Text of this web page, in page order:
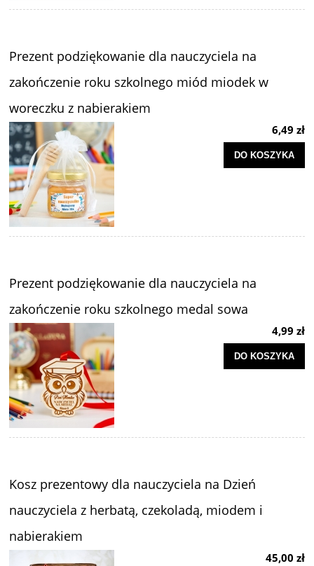
Prezent podziękowanie dla nauczyciela na
zakończenie roku szkolnego miód miodek w
woreczku z nabierakiem
6,49 zł
DO KOSZYKA
Prezent podziękowanie dla nauczyciela na
zakończenie roku szkolnego medal sowa
4,99 zł
DO KOSZYKA
Kosz prezentowy dla nauczyciela na Dzień
nauczyciela z herbatą, czekoladą, miodem i
nabierakiem
45,00 zł